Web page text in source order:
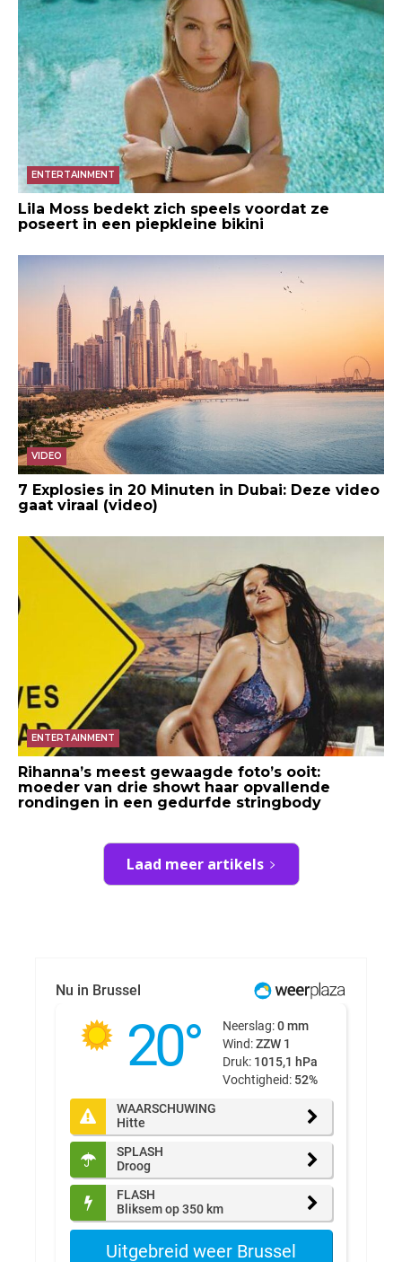
ENTERTAINMENT
Lila Moss bedekt zich speels voordat ze
poseert in een piepkleine bikini
VIDEO
7 Explosies in 20 Minuten in Dubai: Deze video
gaat viraal (video)
ENTERTAINMENT
Rihanna’s meest gewaagde foto’s ooit:
moeder van drie showt haar opvallende
rondingen in een gedurfde stringbody
Laad meer artikels